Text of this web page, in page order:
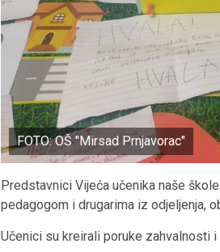
FOTO: OŠ "Mirsad Prnjavorac"
Predstavnici Vijeća učenika naše
pedagogom i drugarima iz odjeljenja,
Učenici su kreirali poruke zahvalnosti